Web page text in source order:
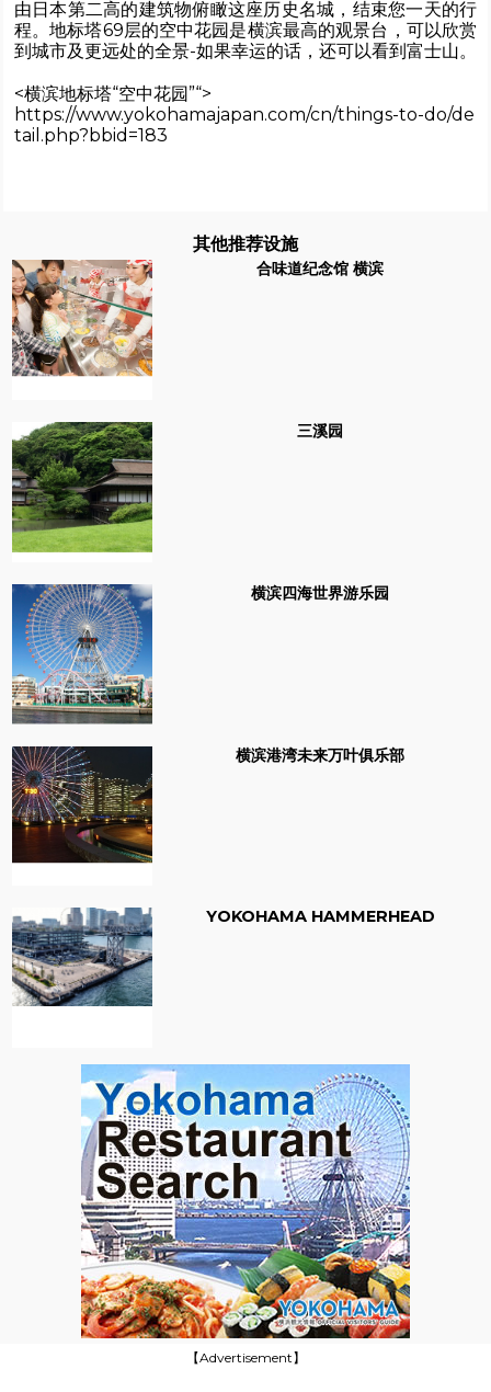
由日本第二高的建筑物俯瞰这座历史名城，结束您一天的行
程。地标塔69层的空中花园是横滨最高的观景台，可以欣赏
到城市及更远处的全景-如果幸运的话，还可以看到富士山。
<横滨地标塔“空中花园”“>
https://www.yokohamajapan.com/cn/things-to-do/de
tail.php?bbid=183
其他推荐设施
合味道纪念馆 横滨
三溪园
横滨四海世界游乐园
横滨港湾未来万叶俱乐部
YOKOHAMA HAMMERHEAD
【Advertisement】